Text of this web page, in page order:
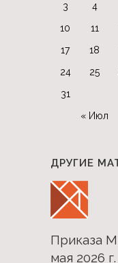
« Июл
3
4
10
11
17
18
24
25
31
ДРУГИЕ
Приказа
мая 2026